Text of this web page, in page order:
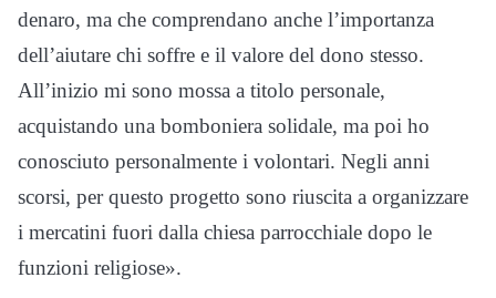
denaro, ma che comprendano anche l’importanza
dell’aiutare chi soffre e il valore del dono stesso.
All’inizio mi sono mossa a titolo personale,
acquistando una bomboniera solidale, ma poi ho
conosciuto personalmente i volontari. Negli anni
scorsi, per questo progetto sono riuscita a organizzare
i mercatini fuori dalla chiesa parrocchiale dopo le
funzioni religiose».